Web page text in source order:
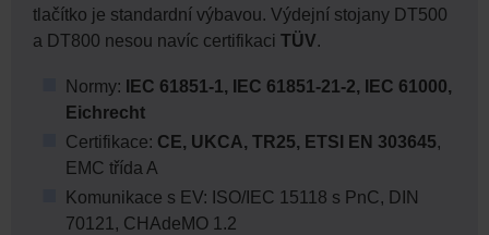
tlačítko je standardní výbavou. Výdejní stojany DT500
a DT800 nesou navíc certifikaci TÜV.
Normy:
IEC 61851-1, IEC 61851-21-2, IEC 61000,
Eichrecht
Certifikace: CE, UKCA, TR25, ETSI EN 303645,
EMC třída A
Komunikace s EV: ISO/IEC 15118 s PnC, DIN
70121, CHAdeMO 1.2